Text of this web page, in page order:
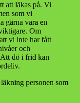
att läkas på. Vi
som vi
gärna vara en
Om
vi inte har fått
och
dö i frid kan
personen som